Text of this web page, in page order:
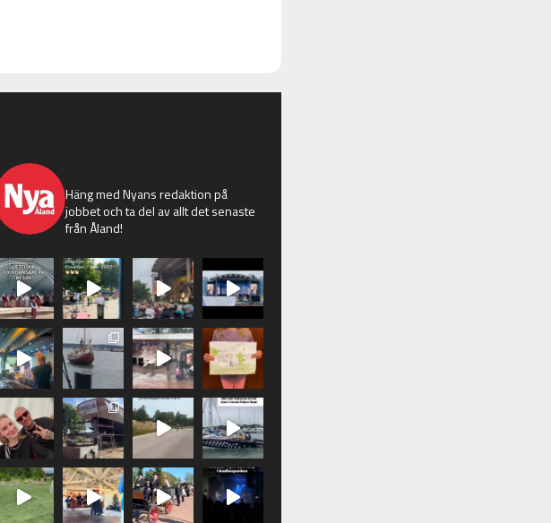
Häng med Nyans redaktion på
jobbet och ta del av allt det senaste
från Åland!